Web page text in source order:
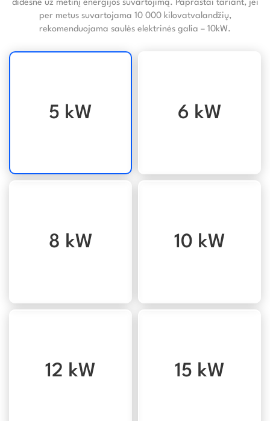
didesnė už metinį energijos suvartojimą. Paprastai tariant, jei
per metus suvartojama 10 000 kilovatvalandžių,
rekomenduojama saulės elektrinės galia – 10kW.
5 kW 6 kW
8 kW 10 kW
12 kW 15 kW